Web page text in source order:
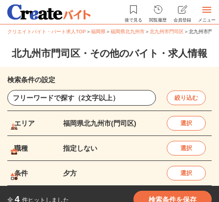
後で見る 閲覧履歴 会員登録 メニュー
クリエイトバイト・パート求人TOP ＞福岡県＞福岡県北九州市＞北九州市門司区＞北九州市門
北九州市門司区・その他のバイト・求人情報
検索条件の設定
絞り込む
エリア 福岡県北九州市(門司区) 選択
職種 指定しない 選択
条件 夕方 選択
全 4 件ヒットしました 検索条件を保存